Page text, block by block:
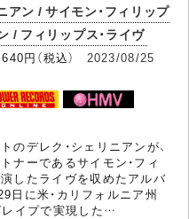
アン / サイモン・フィリップ
/ フィリップス・ライヴ
円（税込） 2023/08/25
のデレク・シェリニアンが、
ナーであるサイモン・フィ
したライヴを収めたアルバ
日に米・カリフォルニア州
レイプで実現した…